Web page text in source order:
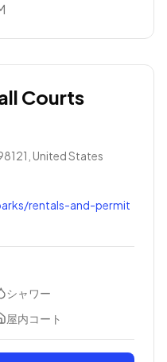
Courts
United States
rentals-and-permit
シャワー
屋内コート